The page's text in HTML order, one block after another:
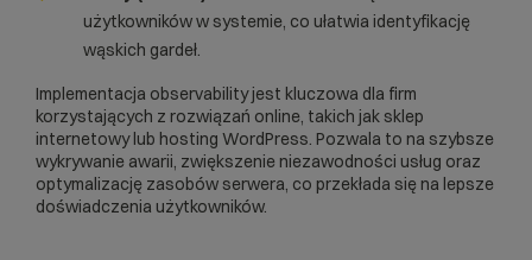
użytkowników w systemie, co ułatwia identyfikację
wąskich gardeł.
Implementacja observability jest kluczowa dla firm
korzystających z rozwiązań online, takich jaksklep
internetowylub hosting WordPress. Pozwala to na szybsze
wykrywanie awarii, zwiększenie niezawodności usług oraz
optymalizację zasobów serwera, co przekłada się na lepsze
doświadczenia użytkowników.